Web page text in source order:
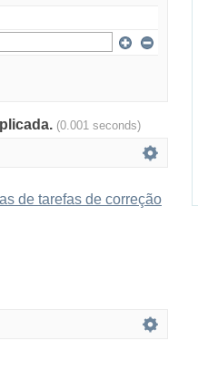
(0.001 seconds)
de tarefas de correção